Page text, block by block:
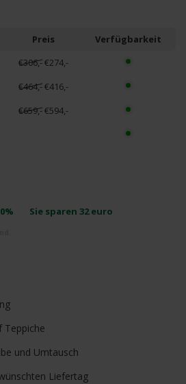
Preis
Verfügbarkeit
€306,-€274,-
€464,-€416,-
€659,-€594,-
Sie sparen 32euro
Teppiche
und Umtausch
Liefertag